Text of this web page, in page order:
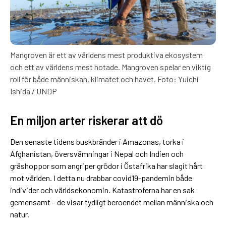
Mangroven är ett av världens mest produktiva ekosystem
och ett av världens mest hotade. Mangroven spelar en viktig
roll för både människan, klimatet och havet. Foto: Yuichi
Ishida / UNDP
En miljon arter riskerar att dö
Den senaste tidens buskbränder i Amazonas, torka i
Afghanistan, översvämningar i Nepal och Indien och
gräshoppor som angriper grödor i Östafrika har slagit hårt
mot världen. I detta nu drabbar covid19-pandemin både
individer och världsekonomin. Katastroferna har en sak
gemensamt – de visar tydligt beroendet mellan människa och
natur.